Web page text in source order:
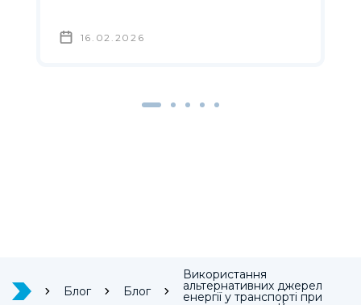
16.02.2026
Блог Блог
Використання
альтернативних джерел
енергії у транспорті при